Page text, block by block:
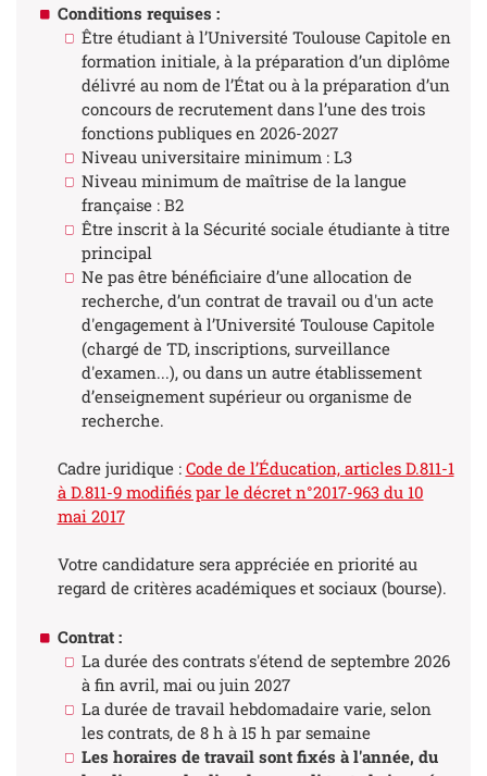
Conditions requises :
Être étudiant à l’Université Toulouse Capitole en
formation initiale, à la préparation d’un diplôme
délivré au nom de l’État ou à la préparation d’un
concours de recrutement dans l’une des trois
fonctions publiques en 2026-2027
Niveau universitaire minimum : L3
Niveau minimum de maîtrise de la langue
française : B2
Être inscrit à la Sécurité sociale étudiante à titre
principal
Ne pas être bénéficiaire d’une allocation de
recherche, d’un contrat de travail ou d'un acte
d'engagement à l’Université Toulouse Capitole
(chargé de TD, inscriptions, surveillance
d'examen...), ou dans un autre établissement
d’enseignement supérieur ou organisme de
recherche.
Cadre juridique : Code de l’Éducation, articles D.811-1
à D.811-9 modifiés par le décret n°2017-963 du 10
mai 2017
Votre candidature sera appréciée en priorité au
regard de critères académiques et sociaux (bourse).
Contrat :
La durée des contrats s'étend de septembre 2026
à fin avril, mai ou juin 2027
La durée de travail hebdomadaire varie, selon
les contrats, de 8 h à 15 h par semaine
Les horaires de travail sont fixés à l'année, du